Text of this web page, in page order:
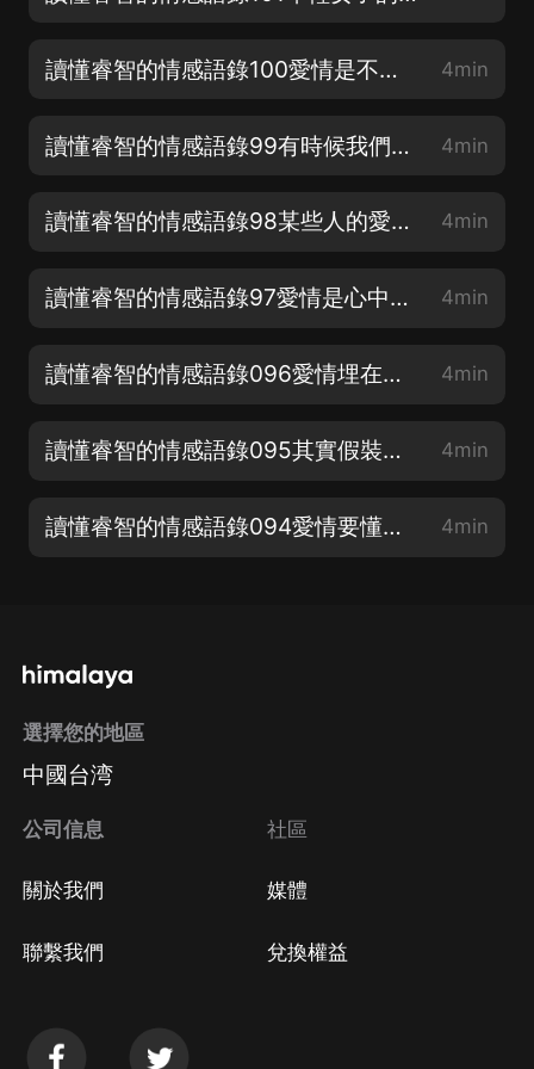
讀懂睿智的情感語錄100愛情是不按邏輯發展的，所以必須時時注意它的變化 4min
讀懂睿智的情感語錄99有時候我們要對自己殘忍一點，不能縱容自己的傷心失望 4min
讀懂睿智的情感語錄98某些人的愛情，只是一種“當時的情緒” 4min
讀懂睿智的情感語錄97愛情是心中的暴君；它使理智不明，判斷不清 4min
讀懂睿智的情感語錄096愛情埋在心靈深處，並不是住在雙唇之間 4min
讀懂睿智的情感語錄095其實假裝的愛情比真實的愛情還要完美 4min
讀懂睿智的情感語錄094愛情要懂得珍惜，隨著歲月加倍的珍惜 4min
選擇您的地區
中國台湾
公司信息
關於我們
聯繫我們
社區
媒體
兌換權益